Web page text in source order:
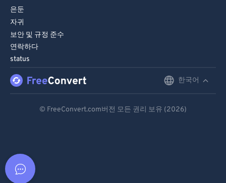
은둔
자귀
보안 및 규정 준수
연락하다
status
한국어
© FreeConvert.com버전 모든 권리 보유 (2026)